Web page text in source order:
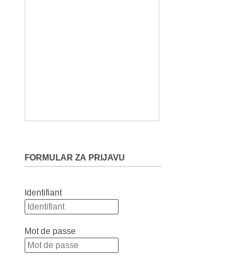
FORMULAR ZA PRIJAVU
Identifiant
Mot de passe